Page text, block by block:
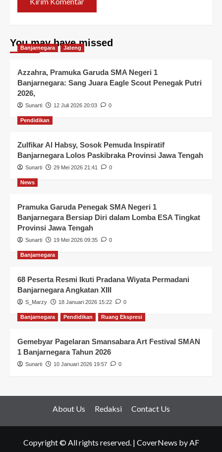
You may have missed
Banjarnegara Jateng
Azzahra, Pramuka Garuda SMA Negeri 1
Banjarnegara: Sang Juara Eagle Scout Penegak Putri
2026,
Sunarti 12 Juli 2026 20:03 0
Pendidikan
Zulfikar Al Habsy, Sosok Pemuda Inspiratif
Banjarnegara Lolos Paskibraka Provinsi Jawa Tengah
Sunarti 29 Mei 2026 21:41 0
News
Pramuka Garuda Penegak SMA Negeri 1
Banjarnegara Bersiap Diri dalam Lomba ESA Tingkat
Provinsi Jawa Tengah
Sunarti 19 Mei 2026 09:35 0
Banjarnegara
68 Peserta Resmi Ikuti Pradana Wiyata Permadani
Banjarnegara Angkatan XIII
S_Marzy 18 Januari 2026 15:22 0
Banjarnegara Pendidikan Ruang Ekspresi
Gemebyar Pagelaran Smansabara Art Festival SMAN
1 Banjarnegara Tahun 2026
Sunarti 10 Januari 2026 19:57 0
About Us Redaksi Contact Us
Copyright © All rights reserved. | CoverNews by AF